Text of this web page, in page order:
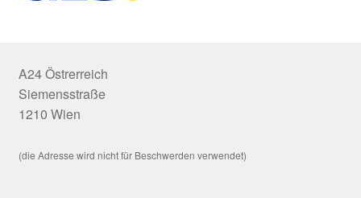
A24 Östrerreich
Siemensstraße
1210 Wien
(die Adresse wird nicht für Beschwerden verwendet)